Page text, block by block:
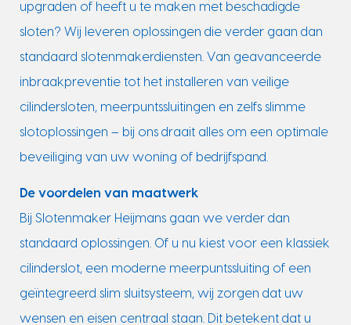
upgraden of heeft u te maken met beschadigde
sloten? Wij leveren oplossingen die verder gaan dan
standaard slotenmakerdiensten. Van geavanceerde
inbraakpreventie tot het installeren van veilige
cilindersloten, meerpuntssluitingen en zelfs slimme
slotoplossingen – bij ons draait alles om een optimale
beveiliging van uw woning of bedrijfspand.
De voordelen van maatwerk
Bij Slotenmaker Heijmans gaan we verder dan
standaard oplossingen. Of u nu kiest voor een klassiek
cilinderslot, een moderne meerpuntssluiting of een
geïntegreerd slim sluitsysteem, wij zorgen dat uw
wensen en eisen centraal staan. Dit betekent dat u